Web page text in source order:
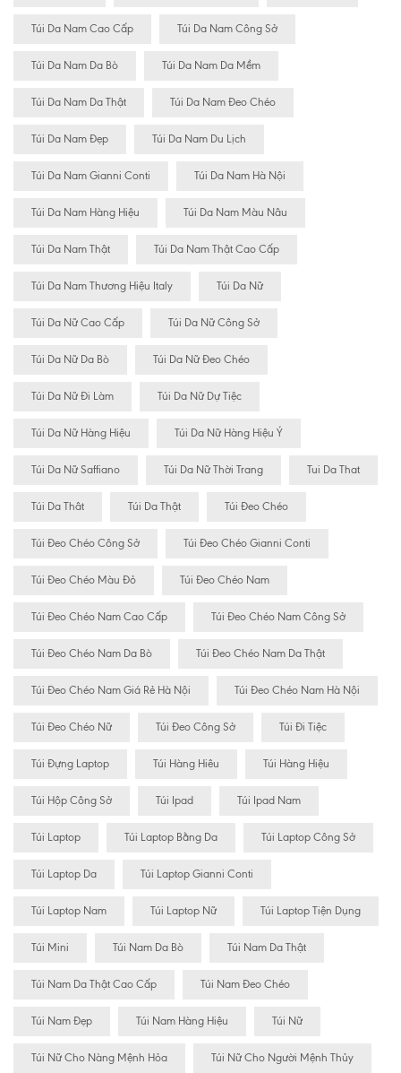
Túi Da Nam Cao Cấp Túi Da Nam Công Sở
Túi Da Nam Da Bò Túi Da Nam Da Mềm
Túi Da Nam Da Thật Túi Da Nam Đeo Chéo
Túi Da Nam Đẹp Túi Da Nam Du Lịch
Túi Da Nam Gianni Conti Túi Da Nam Hà Nội
Túi Da Nam Hàng Hiệu Túi Da Nam Màu Nâu
Túi Da Nam Thật Túi Da Nam Thật Cao Cấp
Túi Da Nam Thương Hiệu Italy Túi Da Nữ
Túi Da Nữ Cao Cấp Túi Da Nữ Công Sở
Túi Da Nữ Da Bò Túi Da Nữ Đeo Chéo
Túi Da Nữ Đi Làm Túi Da Nữ Dự Tiệc
Túi Da Nữ Hàng Hiệu Túi Da Nữ Hàng Hiệu Ý
Túi Da Nữ Saffiano Túi Da Nữ Thời Trang Tui Da That
Túi Da Thât Túi Da Thật Túi Đeo Chéo
Túi Đeo Chéo Công Sở Túi Đeo Chéo Gianni Conti
Túi Đeo Chéo Màu Đỏ Túi Đeo Chéo Nam
Túi Đeo Chéo Nam Cao Cấp Túi Đeo Chéo Nam Công Sở
Túi Đeo Chéo Nam Da Bò Túi Đeo Chéo Nam Da Thật
Túi Đeo Chéo Nam Giá Rẻ Hà Nội Túi Đeo Chéo Nam Hà Nội
Túi Đeo Chéo Nữ Túi Đeo Công Sở Túi Đi Tiệc
Túi Đựng Laptop Túi Hàng Hiêu Túi Hàng Hiệu
Túi Hộp Công Sở Túi Ipad Túi Ipad Nam
Túi Laptop Túi Laptop Bằng Da Túi Laptop Công Sở
Túi Laptop Da Túi Laptop Gianni Conti
Túi Laptop Nam Túi Laptop Nữ Túi Laptop Tiện Dụng
Túi Mini Túi Nam Da Bò Túi Nam Da Thật
Túi Nam Da Thật Cao Cấp Túi Nam Đeo Chéo
Túi Nam Đẹp Túi Nam Hàng Hiệu Túi Nữ
Túi Nữ Cho Nàng Mệnh Hỏa Túi Nữ Cho Người Mệnh Thủy